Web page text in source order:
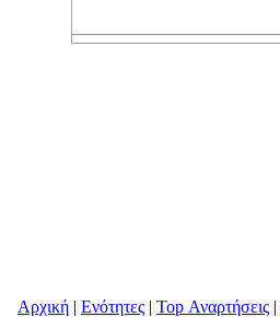
Αρχική | Ενότητες | Top Αναρτήσεις |